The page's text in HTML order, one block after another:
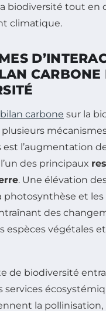
biodiversité tout en
climatique.
CARBONE
bilan carbone sur la
l’augmentation
des principaux
. Une élévation
photosynthèse et les
des
espèces végétales
de biodiversité
services
la pollinisation,